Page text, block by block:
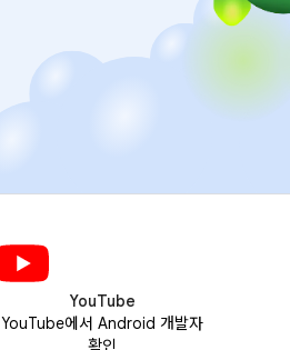
YouTube
YouTube에서 Android 개발자
확인